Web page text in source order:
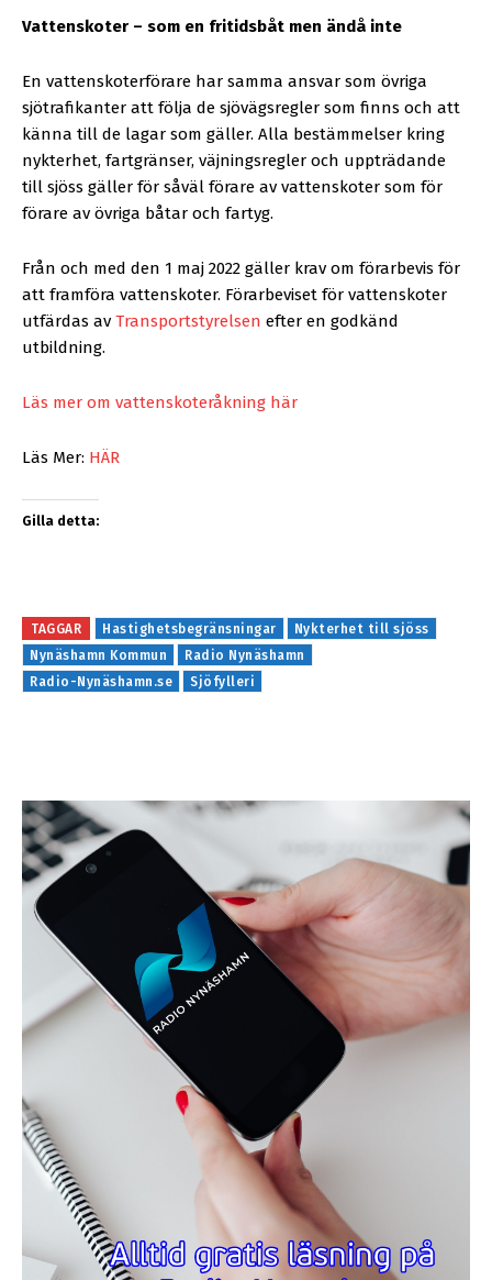
Vattenskoter – som en fritidsbåt men ändå inte
En vattenskoterförare har samma ansvar som övriga
sjötrafikanter att följa de sjövägsregler som finns och att
känna till de lagar som gäller. Alla bestämmelser kring
nykterhet, fartgränser, väjningsregler och uppträdande
till sjöss gäller för såväl förare av vattenskoter som för
förare av övriga båtar och fartyg.
Från och med den 1 maj 2022 gäller krav om förarbevis för
att framföra vattenskoter. Förarbeviset för vattenskoter
utfärdas av Transportstyrelsen efter en godkänd
utbildning.
Läs mer om vattenskoteråkning här
Läs Mer: HÄR
Gilla detta:
TAGGAR Hastighetsbegränsningar
Nykterhet till sjöss
Nynäshamn Kommun
Radio Nynäshamn
Radio-Nynäshamn.se
Sjöfylleri